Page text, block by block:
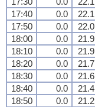
17:40
0.0 22.1
17:50
0.0 22.0
18:00
0.0 21.9
18:10
0.0 21.9
18:20
0.0 21.7
18:30
0.0 21.6
18:40
0.0 21.4
18:50
0.0 21.2